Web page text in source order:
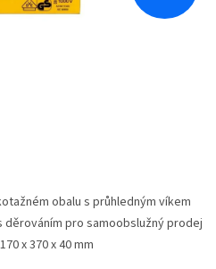
obalu s průhledným víkem
pro samoobslužný prodej
x 370 x 40 mm